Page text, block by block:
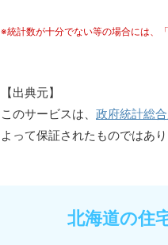
※統計数が十分でない等の場合には、
【出典元】
このサービスは、 政府統計総
よって保証されたものではあり
北海道の住